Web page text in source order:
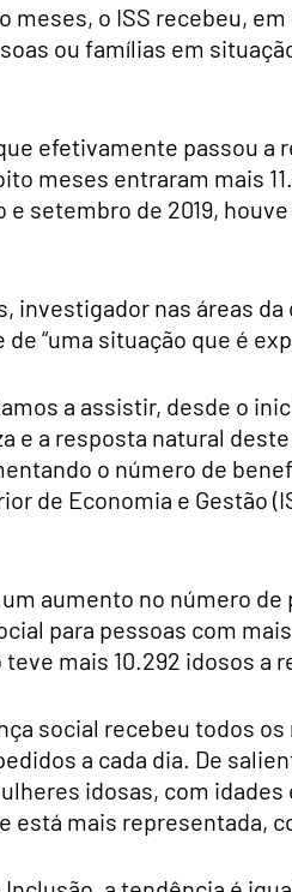
o ISS recebeu, em
ou famílias em
efetivamente passou a
meses entraram mais
setembro de 2019,
investigador nas áreas
“uma situação que é
a assistir, desde o
e a resposta natural
o número de
de Economia e Gestão
aumento no número
para pessoas com
mais 10.292 idosos a
social recebeu todos os
a cada dia. De
idosas, com idades
está mais representada,